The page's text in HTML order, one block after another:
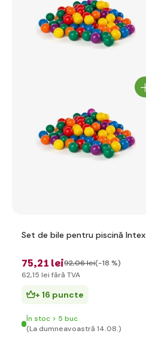
Set de bile pentru piscină Intex
75,21 lei92,06 lei(-18 %)
62,15 lei fără TVA
+ 16 puncte
În stoc > 5 buc
(La dumneavoastră 14.08.)